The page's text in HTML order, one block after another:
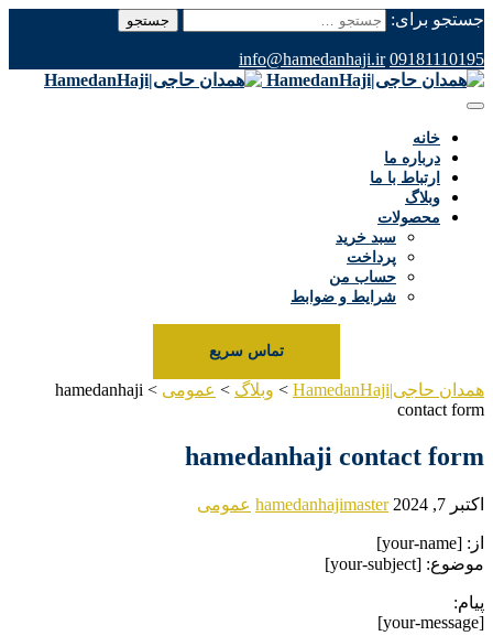
جستجو برای:
09181110195
info@hamedanhaji.ir
خانه
درباره ما
ارتباط با ما
وبلاگ
محصولات
سبد خرید
پرداخت
حساب من
شرایط و ضوابط
تماس سریع
همدان حاجی|HamedanHaji > وبلاگ > عمومی >
hamedanhaji
contact form
hamedanhaji contact form
اکتبر 7, 2024 hamedanhajimaster عمومی
از: [your-name]
موضوع: [your-subject]
پیام:
[your-message]